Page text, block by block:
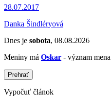
28.07.2017
Danka Šindléryová
Dnes je sobota, 08.08.2026
Meniny má Oskar - význam mena
Prehrať
Vypočuť článok